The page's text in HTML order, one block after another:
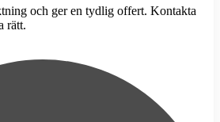
och ger en tydlig offert. Kontakta
rätt.